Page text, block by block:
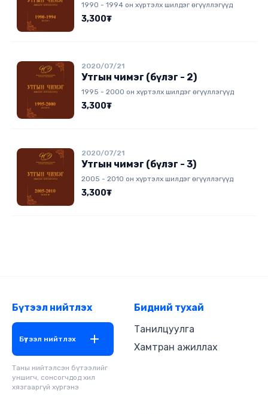
1990 - 1994 он хүртэлх шилдэг өгүүллэгүүд
3,300₮
Утгын чимэг (бүлэг - 2)
2020/07/21
1995 - 2000 он хүртэлх шилдэг өгүүллэгүүд
3,300₮
Утгын чимэг (бүлэг - 3)
2020/07/21
2005 - 2010 он хүртэлх шилдэг өгүүллэгүүд
3,300₮
Бүтээл нийтлэх
Бүтээл нийтлэх
Таны нийтэлсэн бүтээлийг
уншигч, сонсогчдод хил
хязгааргүй хүргэнэ
Бидний тухай
Танилцуулга
Хамтран ажиллах